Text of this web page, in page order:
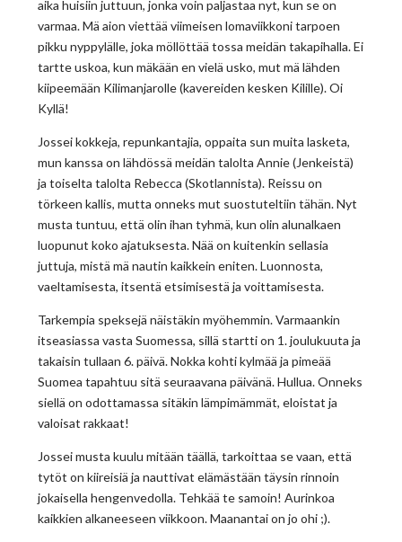
aika huisiin juttuun, jonka voin paljastaa nyt, kun se on
varmaa. Mä aion viettää viimeisen lomaviikkoni tarpoen
pikku nyppylälle, joka möllöttää tossa meidän takapihalla. Ei
tartte uskoa, kun mäkään en vielä usko, mut mä lähden
kiipeemään Kilimanjarolle (kavereiden kesken Kilille). Oi
Kyllä!
Jossei kokkeja, repunkantajia, oppaita sun muita lasketa,
mun kanssa on lähdössä meidän talolta Annie (Jenkeistä)
ja toiselta talolta Rebecca (Skotlannista). Reissu on
törkeen kallis, mutta onneks mut suostuteltiin tähän. Nyt
musta tuntuu, että olin ihan tyhmä, kun olin alunalkaen
luopunut koko ajatuksesta. Nää on kuitenkin sellasia
juttuja, mistä mä nautin kaikkein eniten. Luonnosta,
vaeltamisesta, itsentä etsimisestä ja voittamisesta.
Tarkempia speksejä näistäkin myöhemmin. Varmaankin
itseasiassa vasta Suomessa, sillä startti on 1. joulukuuta ja
takaisin tullaan 6. päivä. Nokka kohti kylmää ja pimeää
Suomea tapahtuu sitä seuraavana päivänä. Hullua. Onneks
siellä on odottamassa sitäkin lämpimämmät, eloistat ja
valoisat rakkaat!
Jossei musta kuulu mitään täällä, tarkoittaa se vaan, että
tytöt on kiireisiä ja nauttivat elämästään täysin rinnoin
jokaisella hengenvedolla. Tehkää te samoin! Aurinkoa
kaikkien alkaneeseen viikkoon. Maanantai on jo ohi ;).